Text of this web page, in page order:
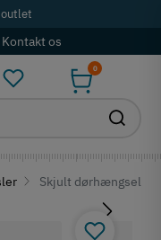
Kontakt os
0
Skjult dørhængsel